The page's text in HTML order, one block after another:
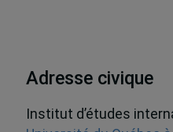
Adresse civique
Institut d’études